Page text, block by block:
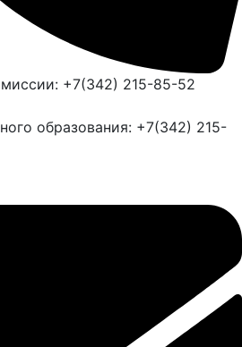
+7(342) 215-85-52
образования: +7(342) 215-